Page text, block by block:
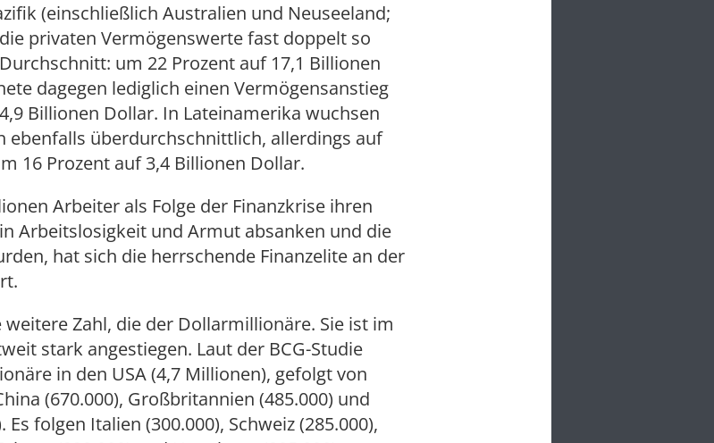
(einschließlich Australien und Neuseeland;
privaten Vermögenswerte fast doppelt so
um 22 Prozent auf 17,1 Billionen
dagegen lediglich einen Vermögensanstieg
Billionen Dollar. In Lateinamerika wuchsen
ebenfalls überdurchschnittlich, allerdings auf
16 Prozent auf 3,4 Billionen Dollar.
Arbeiter als Folge der Finanzkrise ihren
Arbeitslosigkeit und Armut absanken und die
hat sich die herrschende Finanzelite an der
Zahl, die der Dollarmillionäre. Sie ist im
stark angestiegen. Laut der BCG-Studie
in den USA (4,7 Millionen), gefolgt von
(670.000), Großbritannien (485.000) und
Es folgen Italien (300.000), Schweiz (285.000),